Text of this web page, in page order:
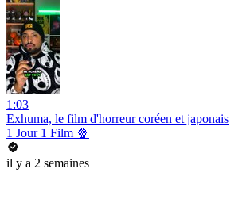
1:03
Exhuma, le film d'horreur coréen et japonais
1 Jour 1 Film 🍿
il y a 2 semaines